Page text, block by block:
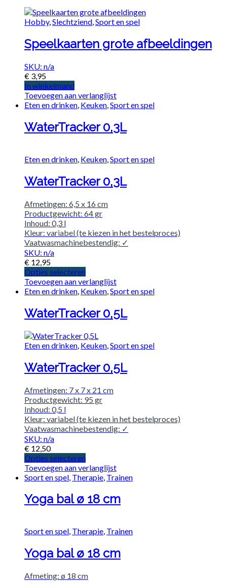
Hobby,Slechtziend,Sport en spel
Speelkaarten grote afbeeldingen
SKU: n/a
€ 3,95
In winkelmand
Toevoegen aan verlanglijst
Eten en drinken, Keuken,Sport en spel
WaterTracker 0,3L
Eten en drinken, Keuken,Sport en spel
WaterTracker 0,3L
Afmetingen: 6,5 x 16 cm
Productgewicht: 64 gr
Inhoud: 0,3 l
Kleur: variabel (te kiezen in het bestelproces)
Vaatwasmachinebestendig: ✓
SKU: n/a
€ 12,95
Opties selecteren
Toevoegen aan verlanglijst
Eten en drinken, Keuken,Sport en spel
WaterTracker 0,5L
Eten en drinken Keuken Sport en spel
WaterTracker 0,5L
Afmetingen: 7 x 7 x 21 cm
Productgewicht: 95 gr
Inhoud: 0,5 l
Kleur: variabel (te kiezen in het bestelproces)
Vaatwasmachinebestendig: ✓
SKU: n/a
€ 12,50
Opties selecteren
Toevoegen aan verlanglijst
Sport en spel Therapie Trainen
Yoga bal ø 18 cm
Sport en spel, Therapie, Trainen
Yoga bal ø 18 cm
Afmeting: ø 18 cm